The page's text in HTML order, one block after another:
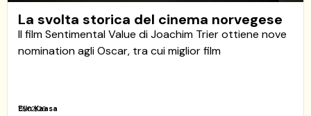
La svolta storica del cinema norvegese
Il film Sentimental Value di Joachim Trier ottiene nove
nomination agli Oscar, tra cui miglior film
12/02/26
Elin Kaasa